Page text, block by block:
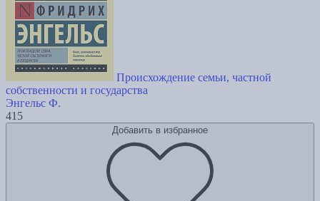
Происхождение семьи, частной
собственности и государства
Энгельс Ф.
415
Добавить в избранное